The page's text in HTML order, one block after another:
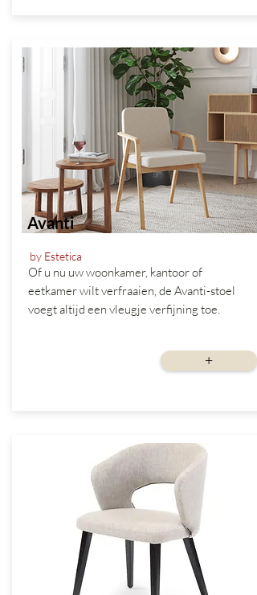
Avanti
by Estetica
Of u nu uw woonkamer, kantoor of
eetkamer wilt verfraaien, de Avanti-stoel
voegt altijd een vleugje verfijning toe.
+